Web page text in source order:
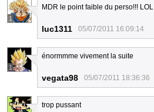
1
MDR le point faible du perso!!! LOL
luc1311 05/07/2011 16:09:14
1
énormmme vivement la suite
vegata98 05/07/2011 18:36:36
trop pussant